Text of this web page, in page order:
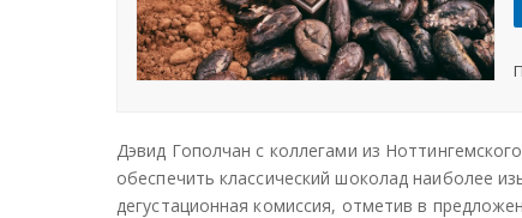
Дэвид Гополчан с коллегами из
обеспечить классический шоколад наиболее
дегустационная комиссия, отметив в